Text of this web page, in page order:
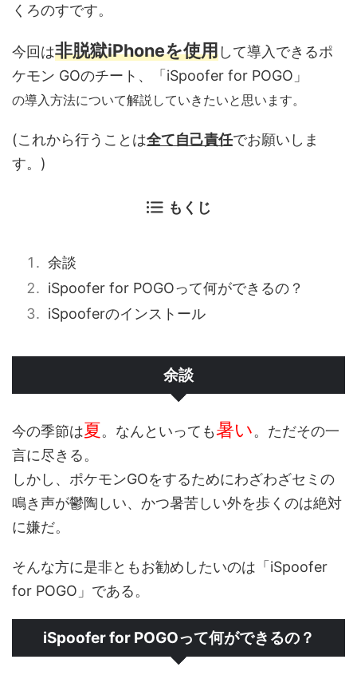
くろのすです。
今回は非脱獄iPhoneを使用して導入できるポ
ケモン GOのチート、「iSpoofer for POGO」
の導入方法について解説していきたいと思います。
(これから行うことは全て自己責任でお願いしま
す。)
もくじ
余談
iSpoofer for POGOって何ができるの？
iSpooferのインストール
余談
今の季節は夏。なんといっても暑い。ただその一
言に尽きる。
しかし、ポケモンGOをするためにわざわざセミの
鳴き声が鬱陶しい、かつ暑苦しい外を歩くのは絶対
に嫌だ。
そんな方に是非ともお勧めしたいのは「iSpoofer
for POGO」である。
iSpoofer for POGOって何ができるの？